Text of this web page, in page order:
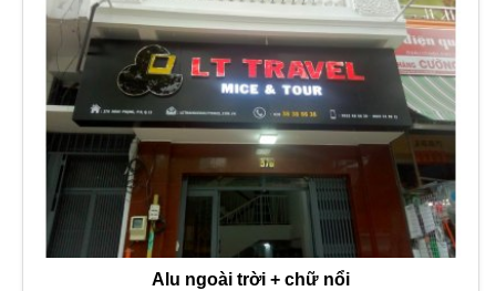
Alu ngoài trời + chữ nổi